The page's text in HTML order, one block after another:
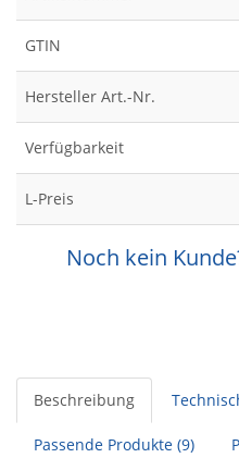
GTIN
Hersteller Art.-Nr.
Verfügbarkeit
L-Preis
Noch kein
Beschreibung
Passende Produkte (9)